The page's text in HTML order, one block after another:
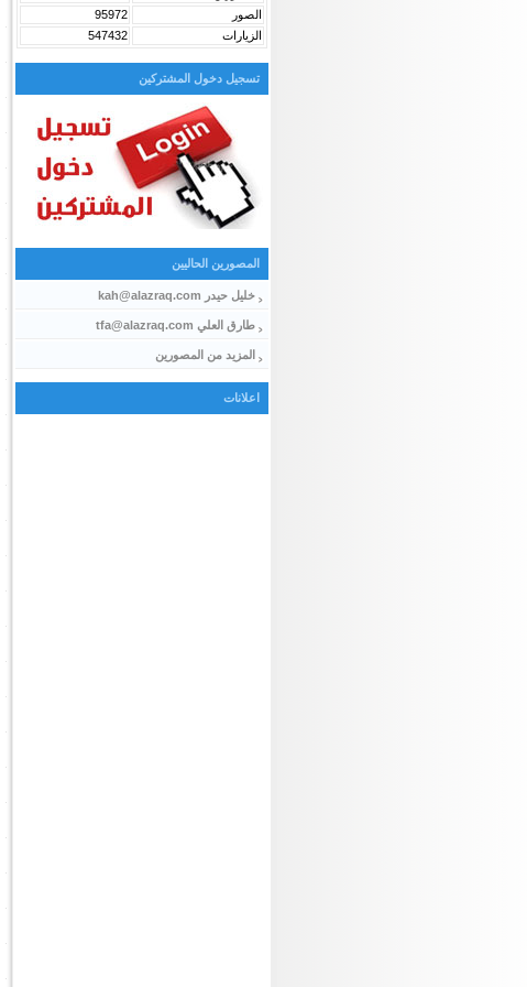
الصور
95972
الزيارات
547432
تسجيل دخول المشتركين
المصورين الحاليين
خليل حيدر kah@alazraq.com
طارق العلي tfa@alazraq.com
المزيد من المصورين
اعلانات